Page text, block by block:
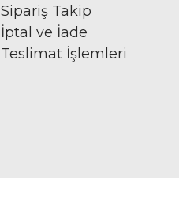
Sipariş Takip
İptal ve İade
Teslimat İşlemleri